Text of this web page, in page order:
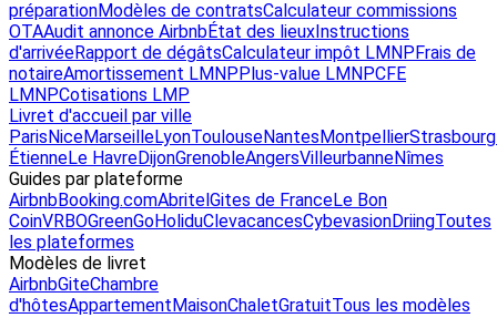
préparationModèles de contratsCalculateur commissions
OTAAudit annonce AirbnbÉtat des lieux Instructions
d'arrivéeRapport de dégâtsCalculateur impôt LMNPFrais de
notaireAmortissement LMNPPlus-value LMNPCFE
LMNPCotisations LMP
Livret d'accueil par ville
Paris NiceMarseilleLyonToulouseNantes MontpellierStrasbourg
ÉtienneLe HavreDijonGrenobleAngersVilleurbanneNîmes
Guides par plateforme
AirbnbBooking.comAbritel Gites de FranceLe Bon
CoinVRBOGreenGoHoliduClevacancesCybevasionDriingToutes
les plateformes
Modèles de livret
AirbnbGiteChambre
d'hôtesAppartement MaisonChaletGratuitTous les modèles